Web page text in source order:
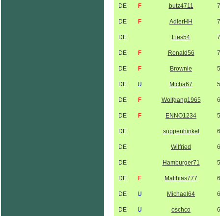
DE F butz4711
DE F AdlerHH
DE Lies54
DE F Ronald56
DE F Brownie
DE U Micha67
DE F Wolfgang1965
DE F ENNO1234
DE suppenhinkel
DE Wilfried
DE Hamburger71
DE F Matthias777
DE U Michael64
DE U oschco